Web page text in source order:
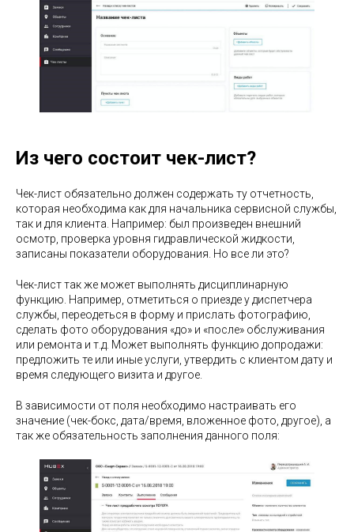
Из чего состоит чек-лист?
Чек-лист обязательно должен содержать ту отчетность,
которая необходима как для начальника сервисной службы,
так и для клиента. Например: был произведен внешний
осмотр, проверка уровня гидравлической жидкости,
записаны показатели оборудования. Но все ли это?
Чек-лист так же может выполнять дисциплинарную
функцию. Например, отметиться о приезде у диспетчера
службы, переодеться в форму и прислать фотографию,
сделать фото оборудования «до» и «после» обслуживания
или ремонта и т.д. Может выполнять функцию допродажи:
предложить те или иные услуги, утвердить с клиентом дату и
время следующего визита и другое.
В зависимости от поля необходимо настраивать его
значение (чек-бокс, дата/время, вложенное фото, другое), а
так же обязательность заполнения данного поля: